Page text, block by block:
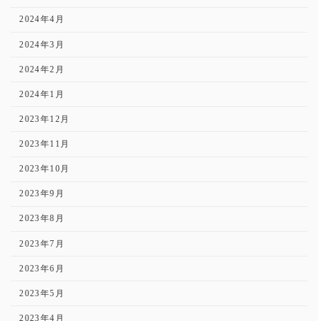
2024年4月
2024年3月
2024年2月
2024年1月
2023年12月
2023年11月
2023年10月
2023年9月
2023年8月
2023年7月
2023年6月
2023年5月
2023年4月